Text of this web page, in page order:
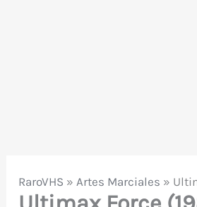
RaroVHS » Artes Marciales »